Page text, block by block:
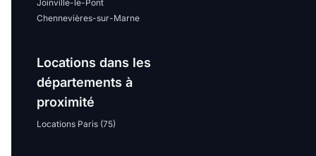
Joinville-le-Pont
Chennevières-sur-Marne
Locations dans les
départements à
proximité
Locations Paris (75)